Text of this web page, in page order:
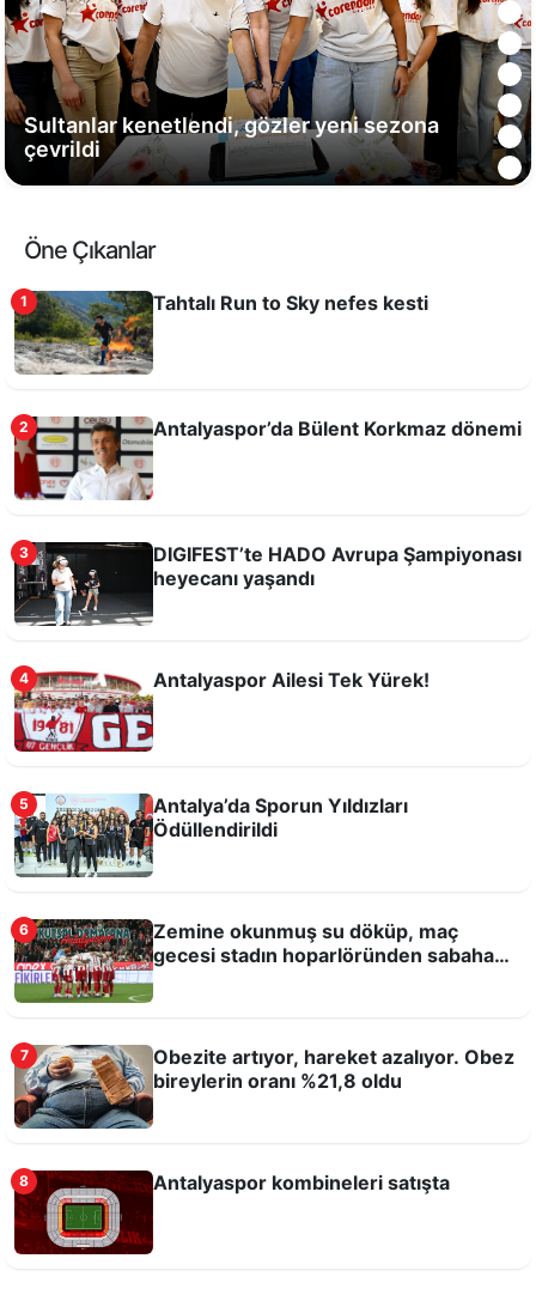
Sultanlar kenetlendi, gözler yeni sezona
çevrildi
Antalyaspor'un bağırsaklarının temizlenmesi
lazım!
İşte Antalyaspor'un yeni sezon formaları
Corendon Airlines, Antalyaspor Stadyum İsim
Sponsorluğu’ndan çekildi
Öne Çıkanlar
1 Tahtalı Run to Sky nefes kesti
2 Antalyaspor’da Bülent Korkmaz dönemi
3
DIGIFEST’te HADO Avrupa Şampiyonası
heyecanı yaşandı
4 Antalyaspor Ailesi Tek Yürek!
5
Antalya’da Sporun Yıldızları
Ödüllendirildi
6
Zemine okunmuş su döküp, maç
gecesi stadın hoparlöründen sabaha
7
Obezite artıyor, hareket azalıyor. Obez
bireylerin oranı %21,8 oldu
8 Antalyaspor kombineleri satışta